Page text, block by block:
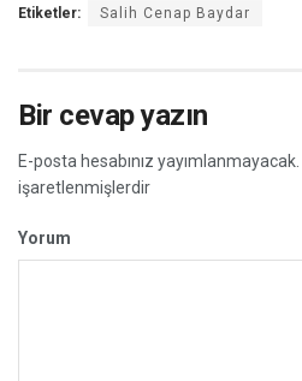
Etiketler: Salih Cenap Baydar
Bir cevap yazın
E-posta hesabınız yayımlanmayacak.
işaretlenmişlerdir
Yorum